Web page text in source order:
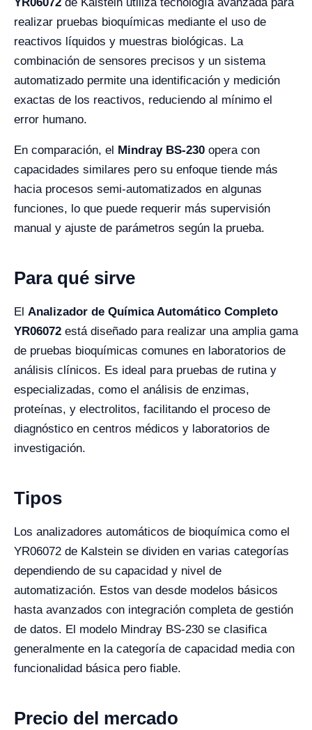
realizar pruebas bioquímicas mediante el uso de
reactivos líquidos y muestras biológicas. La
combinación de sensores precisos y un sistema
automatizado permite una identificación y medición
exactas de los reactivos, reduciendo al mínimo el
error humano.
En comparación, el Mindray BS-230 opera con
capacidades similares pero su enfoque tiende más
hacia procesos semi-automatizados en algunas
funciones, lo que puede requerir más supervisión
manual y ajuste de parámetros según la prueba.
Para qué sirve
El Analizador de Química Automático Completo
YR06072 está diseñado para realizar una amplia gama
de pruebas bioquímicas comunes en laboratorios de
análisis clínicos. Es ideal para pruebas de rutina y
especializadas, como el análisis de enzimas,
proteínas, y electrolitos, facilitando el proceso de
diagnóstico en centros médicos y laboratorios de
investigación.
Tipos
Los analizadores automáticos de bioquímica como el
YR06072 de Kalstein se dividen en varias categorías
dependiendo de su capacidad y nivel de
automatización. Estos van desde modelos básicos
hasta avanzados con integración completa de gestión
de datos. El modelo Mindray BS-230 se clasifica
generalmente en la categoría de capacidad media con
funcionalidad básica pero fiable.
Precio del mercado